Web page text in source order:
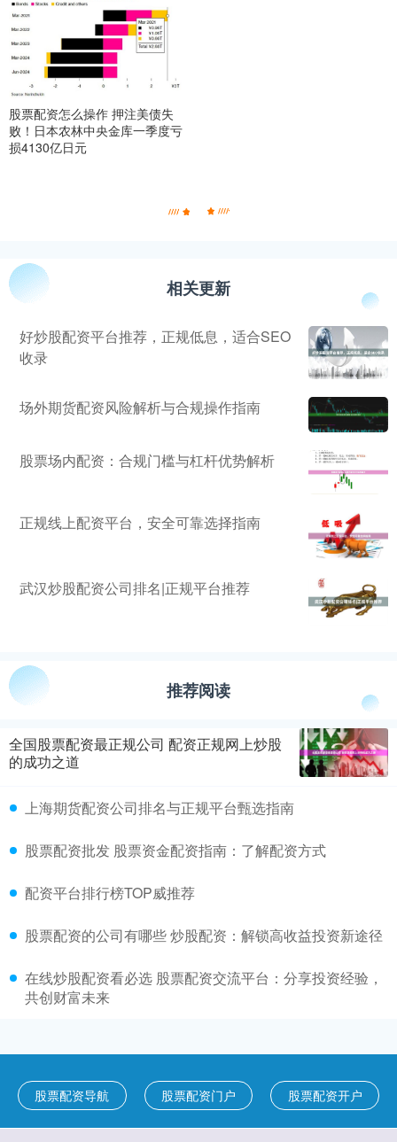
股票配资怎么操作 押注美债失
败！日本农林中央金库一季度亏
损4130亿日元
相关更新
好炒股配资平台推荐，正规低息，适合SEO
收录
场外期货配资风险解析与合规操作指南
股票场内配资：合规门槛与杠杆优势解析
正规线上配资平台，安全可靠选择指南
武汉炒股配资公司排名|正规平台推荐
推荐阅读
全国股票配资最正规公司 配资正规网上炒股
的成功之道
上海期货配资公司排名与正规平台甄选指南
股票配资批发 股票资金配资指南：了解配资方式
配资平台排行榜TOP威推荐
股票配资的公司有哪些 炒股配资：解锁高收益投资新途径
在线炒股配资看必选 股票配资交流平台：分享投资经验，
共创财富未来
股票配资导航 股票配资门户 股票配资开户